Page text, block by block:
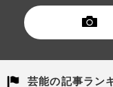
芸能の記事ラン